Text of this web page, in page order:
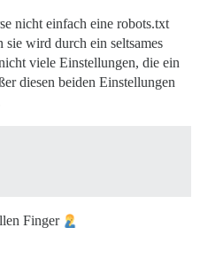
nicht einfach eine robots.txt
sie wird durch ein seltsames
viele Einstellungen, die ein
diesen beiden Einstellungen
Finger